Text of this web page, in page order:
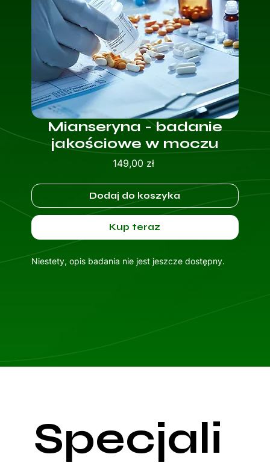
Mianseryna - badanie
jakościowe w moczu
149,00 złCena
Dodaj do koszyka
Kup teraz
Niestety, opis badania nie jest jeszcze dostępny.
Specjali